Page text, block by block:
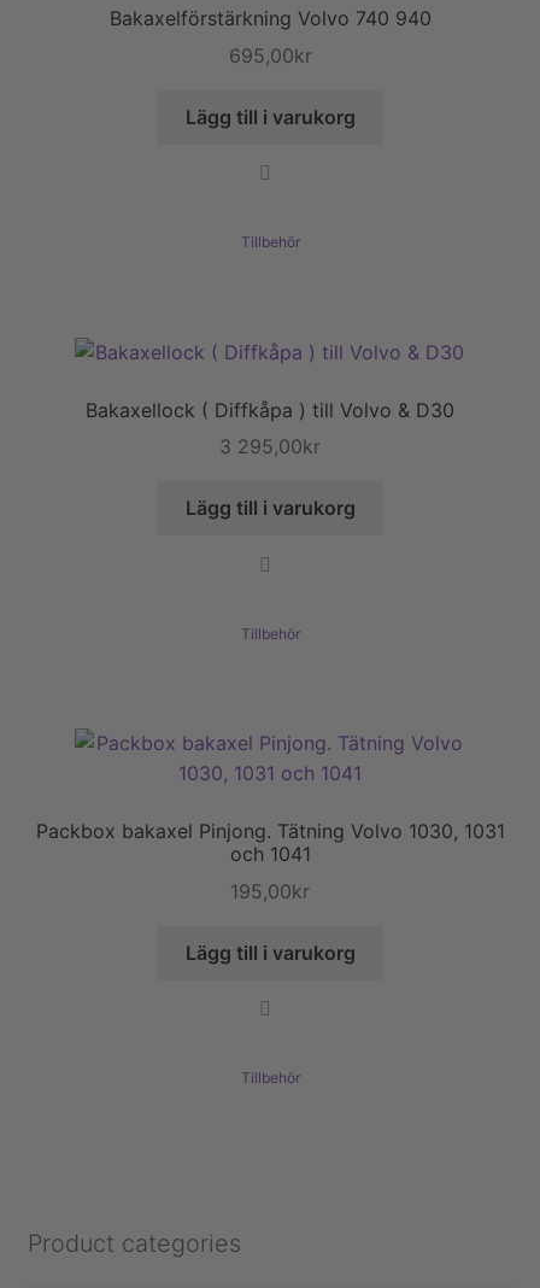
Bakaxelförstärkning Volvo 740 940
695,00kr
Lägg till i varukorg
Tillbehör
Bakaxellock ( Diffkåpa ) till Volvo & D30
3 295,00kr
Lägg till i varukorg
Tillbehör
Packbox bakaxel Pinjong. Tätning Volvo 1030, 1031
och 1041
195,00kr
Lägg till i varukorg
Tillbehör
Product categories